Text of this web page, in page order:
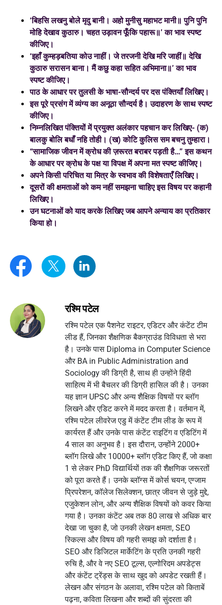
‘बिहसि लखनु बोले मृदु बानी। अहो मुनीसु महाभट मानी॥ पुनि पुनि
मोहि देखाव कुठारु। चहत उड़ावन फूँकि पहारू॥’ का भाव स्पष्ट
कीजिए।
‘इहाँ कुम्हड़बतिया कोउ नाहीं। जे तरजनी देखि मरि जाहीं॥ देखि
कुठारु सरासन बाना। मैं कछु कहा सहित अभिमाना॥’ का भाव
स्पष्ट कीजिए।
पाठ के आधार पर तुलसी के भाषा-सौन्दर्य पर दस पंक्तियाँ लिखिए।
इस पूरे प्रसंग में व्यंग्य का अनूठा सौन्दर्य है। उदाहरण के साथ स्पष्ट
कीजिए।
निम्नलिखित पंक्तियों में प्रयुक्त अलंकार पहचान कर लिखिए- (क)
बालकु बोलि बधाँ नहि तोही। (ख) कोटि कुलिस सम बचनु तुम्हारा।
“सामाजिक जीवन में क्रोध की ज़रूरत बराबर पड़ती है…” इस कथन
के आधार पर क्रोध के पक्ष या विपक्ष में अपना मत स्पष्ट कीजिए।
अपने किसी परिचित या मित्र के स्वभाव की विशेषताएँ लिखिए।
दूसरों की क्षमताओं को कम नहीं समझना चाहिए इस विषय पर कहानी
लिखिए।
उन घटनाओं को याद करके लिखिए जब आपने अन्याय का प्रतिकार
किया हो।
रश्मि पटेल
रश्मि पटेल एक पैशनेट राइटर, एडिटर और कंटेंट टीम
लीड हैं, जिनका शैक्षणिक बैकग्राउंड विविधता से भरा
है। उनके पास Diploma in Computer Science
और BA in Public Administration and
Sociology की डिग्री है, साथ ही उन्होंने हिंदी
साहित्य में भी बैचलर की डिग्री हासिल की है। उनका
यह ज्ञान UPSC और अन्य शैक्षिक विषयों पर ब्लॉग
लिखने और एडिट करने में मदद करता है। वर्तमान में,
रश्मि पटेल लीवरेज एडु में कंटेंट टीम लीड के रूप में
कार्यरत हैं और उनके पास कंटेंट राइटिंग व एडिटिंग में
4 साल का अनुभव है। इस दौरान, उन्होंने 2000+
ब्लॉग लिखे और 10000+ ब्लॉग एडिट किए हैं, जो कक्षा
1 से लेकर PhD विद्यार्थियों तक की शैक्षणिक जरूरतों
को पूरा करते हैं। उनके ब्लॉग्स में कोर्स चयन, एग्जाम
प्रिपरेशन, कॉलेज सिलेक्शन, छात्र जीवन से जुड़े मुद्दे,
एजुकेशन लोन, और अन्य शैक्षिक विषयों को कवर किया
गया है। उनका कंटेंट अब तक 80 लाख से अधिक बार
देखा जा चुका है, जो उनकी लेखन क्षमता, SEO
स्किल्स और विषय की गहरी समझ को दर्शाता है।
SEO और डिजिटल मार्केटिंग के प्रति उनकी गहरी
रुचि है, और वे नए SEO टूल्स, एल्गोरिदम अपडेट्स
और कंटेंट ट्रेंड्स के साथ खुद को अपडेट रखती हैं।
लेखन और संगठन के अलावा, रश्मि पटेल को किताबें
पढ़ना, कविता लिखना और शब्दों की सुंदरता की